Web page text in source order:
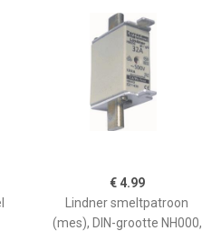
€ 4.99
Lindner smeltpatroon
(mes), DIN-grootte NH000,